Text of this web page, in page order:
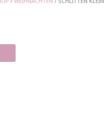
/WEIHNACHTEN / SCHLITTEN KLEIN